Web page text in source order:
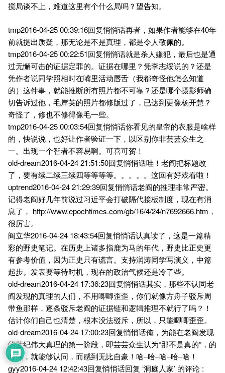
搅局谈不上，难道这里有个什么局吗？望告知。
tmp2016-04-25 00:39:16回复悄悄话再者，如果作者能够在40年
前就提出质疑，那无论是不是真理，都是令人敬佩的。
tmp2016-04-25 00:22:51回复悄悄话就是杀人嫌犯，最后也是通
过无懈可击的证据定罪的。证据在哪里？凭李志绥说的？还是
凭作者说同学照相时在嘴里活动唇舌（我都奇怪他怎么知道
的）这件事，就能推断所有照片都不可靠？还是哪个摄影师确
切告诉过他，毛岸英的照片都修版过了，已达到更像杨开慧？
奇怪了，修也不修得像毛一些。
tmp2016-04-25 00:03:54回复悄悄话你看见的皇帝的衣服是啥样
的，快说说，也好让作者验证一下，以区别你非芸芸众生之
一。出现一个智者不容易啊。可喜可贺！
old-dream2016-04-24 21:51:50回复悄悄话哇！老阎把标题改
了，要有续二续三续四等等等等。。。。。这回有好戏看啦！
uptrend2016-04-24 21:29:39回复悄悄话老阎的推理非常严密。
记得老阎好几年前说过习近平会打破隔代接板制度，现在有消
息了， http://www.epochtimes.com/gb/16/4/24/n7692666.htm，
很厉害。
阎立华2016-04-24 18:43:54回复悄悄话认真读了，这是一篇精
彩的野史笔记。在历史上诸多指鹿为马的年代，野史比正史更
有参考价值，因为正史只有谎言。支持润涛同学写演义，中篇
起步。发表要等待时机，现在的政治气候还是冷了些。
old-dream2016-04-24 17:36:23回复悄悄话其实，那些不认同老
阎发现的真理的人们，不用唧唧歪歪，你们就像方舟子驳斥周
带鱼那样，逐条驳斥老阎的证据链和逻辑推理不就行了吗？！
估计你们自己也清楚，根本没法驳斥，所以，只能唧唧歪歪。
old-dream2016-04-24 17:00:23回复悄悄话俺，为能在老阎发现
的世纪伟大真理的第一阶段，即芸芸众生认为“那不是真的”，的
时候，就能够认同，而感到无比自豪！哈–哈–哈–哈–哈！
gyy2016-04-24 12:42:43回复悄悄话回复 ‘洞庭人家’ 的评论 :